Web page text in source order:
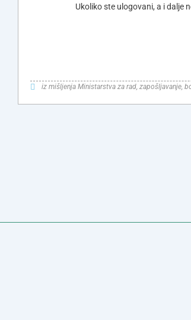
Ukoliko ste ulogovani, a i dalje
iz mišljenja Ministarstva za rad, zapošljavanje,